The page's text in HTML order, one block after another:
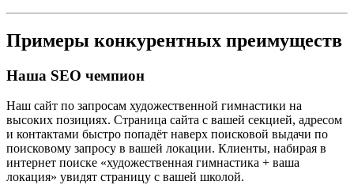
Примеры конкурентных преимуществ
Наша SEO чемпион
Наш сайт по запросам художественной гимнастики на
высоких позициях. Страница сайта с вашей секцией, адресом
и контактами быстро попадёт наверх поисковой выдачи по
поисковому запросу в вашей локации. Клиенты, набирая в
интернет поиске «художественная гимнастика + ваша
локация» увидят страницу с вашей школой.